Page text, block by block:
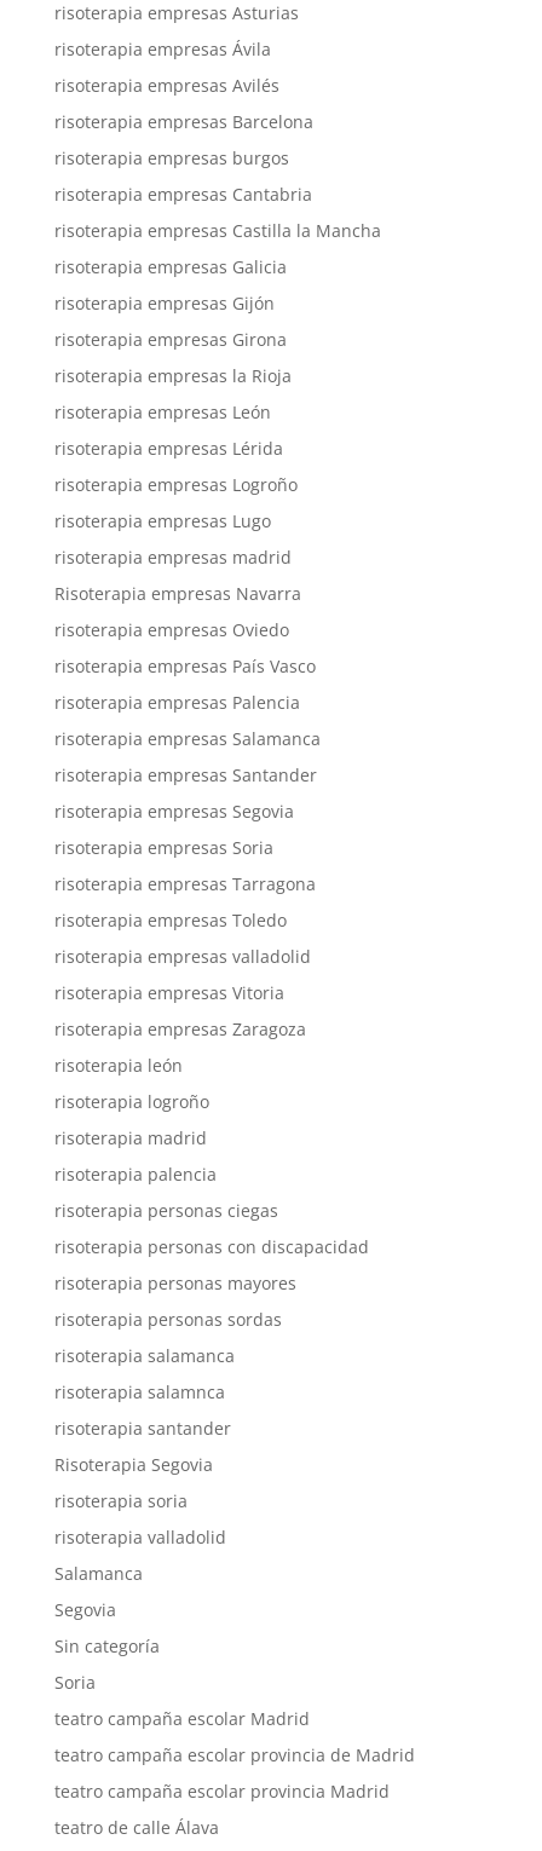
risoterapia empresas Asturias
risoterapia empresas Ávila
risoterapia empresas Avilés
risoterapia empresas Barcelona
risoterapia empresas burgos
risoterapia empresas Cantabria
risoterapia empresas Castilla la Mancha
risoterapia empresas Galicia
risoterapia empresas Gijón
risoterapia empresas Girona
risoterapia empresas la Rioja
risoterapia empresas León
risoterapia empresas Lérida
risoterapia empresas Logroño
risoterapia empresas Lugo
risoterapia empresas madrid
Risoterapia empresas Navarra
risoterapia empresas Oviedo
risoterapia empresas País Vasco
risoterapia empresas Palencia
risoterapia empresas Salamanca
risoterapia empresas Santander
risoterapia empresas Segovia
risoterapia empresas Soria
risoterapia empresas Tarragona
risoterapia empresas Toledo
risoterapia empresas valladolid
risoterapia empresas Vitoria
risoterapia empresas Zaragoza
risoterapia león
risoterapia logroño
risoterapia madrid
risoterapia palencia
risoterapia personas ciegas
risoterapia personas con discapacidad
risoterapia personas mayores
risoterapia personas sordas
risoterapia salamanca
risoterapia salamnca
risoterapia santander
Risoterapia Segovia
risoterapia soria
risoterapia valladolid
Salamanca
Segovia
Sin categoría
Soria
teatro campaña escolar Madrid
teatro campaña escolar provincia de Madrid
teatro campaña escolar provincia Madrid
teatro de calle Álava